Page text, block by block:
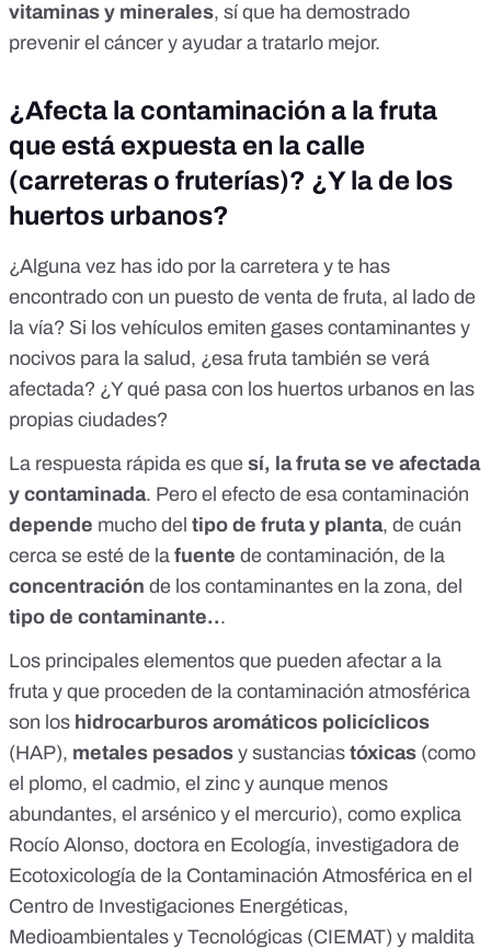
vitaminas y minerales, sí que ha demostrado
prevenir el cáncer y ayudar a tratarlo mejor.
¿Afecta la contaminación a la fruta
que está expuesta en la calle
(carreteras o fruterías)? ¿Y la de los
huertos urbanos?
¿Alguna vez has ido por la carretera y te has
encontrado con un puesto de venta de fruta, al lado de
la vía? Si los vehículos emiten gases contaminantes y
nocivos para la salud, ¿esa fruta también se verá
afectada? ¿Y qué pasa con los huertos urbanos en las
propias ciudades?
La respuesta rápida es que sí, la fruta se ve afectada
y contaminada. Pero el efecto de esa contaminación
depende mucho del tipo de fruta y planta, de cuán
cerca se esté de la fuente de contaminación, de la
concentración de los contaminantes en la zona, del
tipo de contaminante...
Los principales elementos que pueden afectar a la
fruta y que proceden de la contaminación atmosférica
son los hidrocarburos aromáticos policíclicos
(HAP), metales pesados y sustancias tóxicas (como
el plomo, el cadmio, el zinc y aunque menos
abundantes, el arsénico y el mercurio), como explica
Rocío Alonso, doctora en Ecología, investigadora de
Ecotoxicología de la Contaminación Atmosférica en el
Centro de Investigaciones Energéticas,
Medioambientales y Tecnológicas (CIEMAT) y maldita